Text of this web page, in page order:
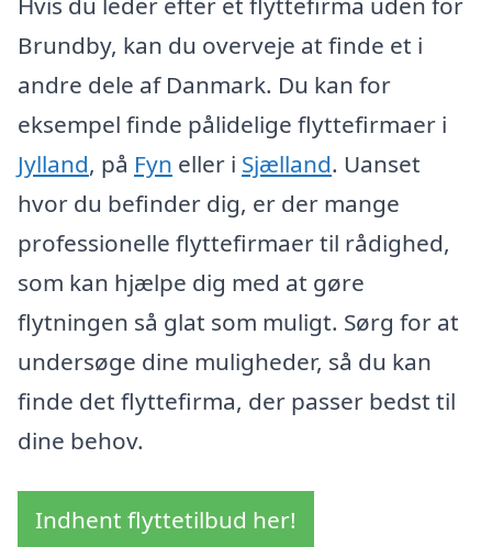
Brundby, kan du overveje at finde et i
andre dele af Danmark. Du kan for
eksempel finde pålidelige flyttefirmaer i
Jylland, på Fyn eller i Sjælland. Uanset
hvor du befinder dig, er der mange
professionelle flyttefirmaer til rådighed,
som kan hjælpe dig med at gøre
flytningen så glat som muligt. Sørg for at
undersøge dine muligheder, så du kan
finde det flyttefirma, der passer bedst til
dine behov.
Indhent flyttetilbud her!